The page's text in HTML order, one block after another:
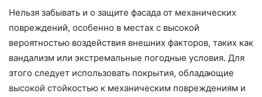
Нельзя забывать и о защите фасада от механических
повреждений, особенно в местах с высокой
вероятностью воздействия внешних факторов, таких как
вандализм или экстремальные погодные условия. Для
этого следует использовать покрытия, обладающие
высокой стойкостью к механическим повреждениям и